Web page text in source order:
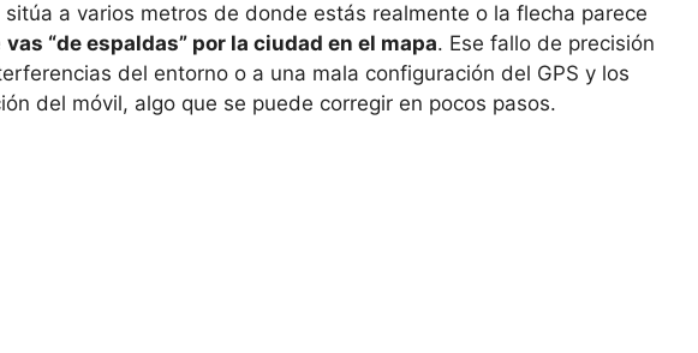
a varios metros de donde estás realmente o la flecha parece
vas “de espaldas” por la ciudad en el mapa. Ese fallo de precisión
del entorno o a una mala configuración del GPS y los
del móvil, algo que se puede corregir en pocos pasos.